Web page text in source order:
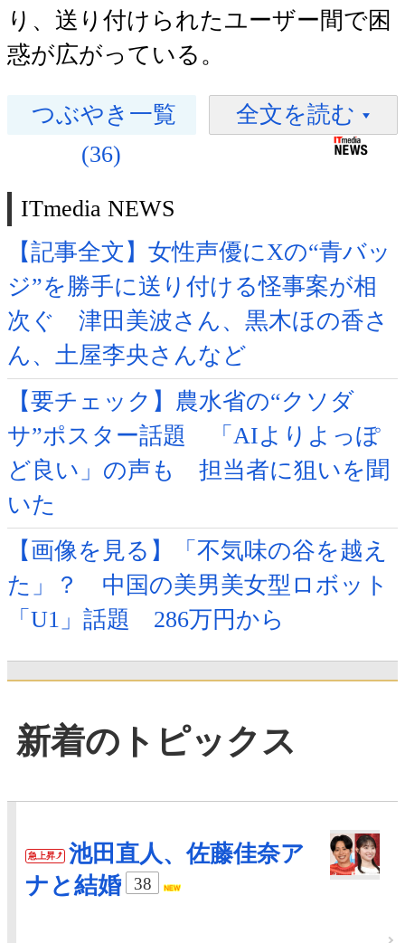
り、送り付けられたユーザー間で困
惑が広がっている。
つぶやき一覧
(36)
全文を読む
ITmedia NEWS
【記事全文】女性声優にXの“青バッ
ジ”を勝手に送り付ける怪事案が相
次ぐ 津田美波さん、黒木ほの香さ
ん、土屋李央さんなど
【要チェック】農水省の“クソダ
サ”ポスター話題 「AIよりよっぽ
ど良い」の声も 担当者に狙いを聞
いた
【画像を見る】「不気味の谷を越え
た」？ 中国の美男美女型ロボット
「U1」話題 286万円から
新着のトピックス
急上昇
池田直人、佐藤佳奈ア
ナと結婚
38